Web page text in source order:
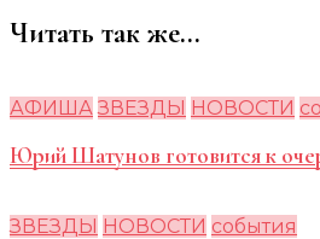
Читать так же...
АФИША ЗВЕЗДЫ НОВОСТИ
Юрий Шатунов готовится к
ЗВЕЗДЫ НОВОСТИ события